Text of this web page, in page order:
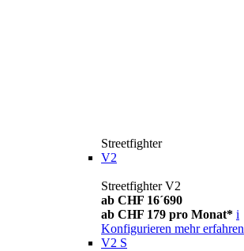
Streetfighter
V2
Streetfighter V2
ab CHF 16´690
ab CHF 179 pro Monat* i
Konfigurieren mehr erfahren
V2 S